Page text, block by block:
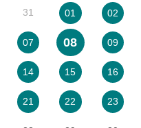
31 01 02
07 08 09
14 15 16
21 22 23